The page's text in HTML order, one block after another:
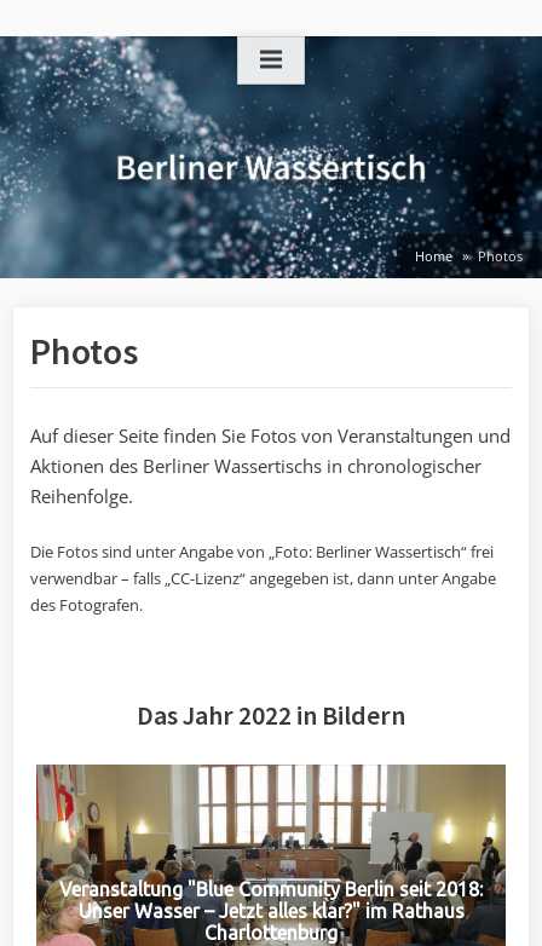
to
content
Home Photos
Photos
Auf dieser Seite finden Sie Fotos von Veranstaltungen und
Aktionen des Berliner Wassertischs in chronologischer
Reihenfolge.
Die Fotos sind unter Angabe von „Foto: Berliner Wassertisch“ frei
verwendbar – falls „CC-Lizenz“ angegeben ist, dann unter Angabe
des Fotografen.
Das Jahr 2022 in Bildern
Veranstaltung "Blue Community Berlin seit 2018:
Unser Wasser – Jetzt alles klar?" im Rathaus
Charlottenburg